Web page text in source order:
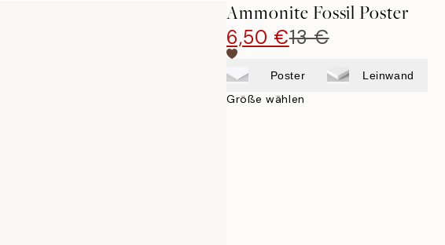
Ammonite Fossil Poster
6,50 €13 €
Poster Leinwand
Größe wählen